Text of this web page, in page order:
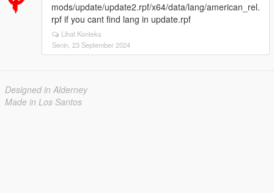
mods/update/update2.rpf/x64/data/lang/american_rel.
rpf if you cant find lang in update.rpf
Lihat Konteks
Senin, 23 September 2024
Designed in Alderney
Made in Los Santos